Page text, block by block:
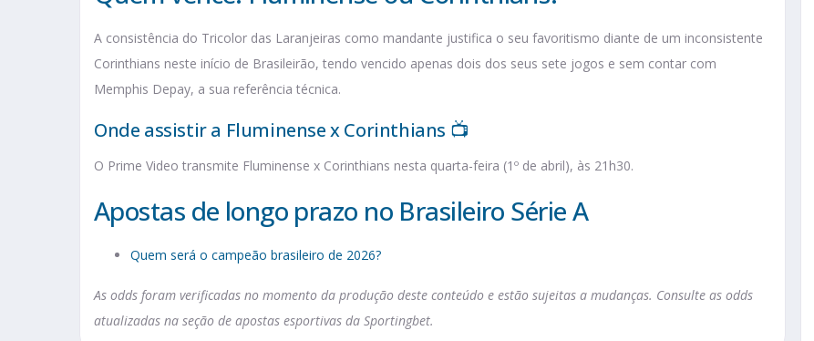
A consistência do Tricolor das Laranjeiras como mandante justifica o seu favoritismo diante de um inconsistente
Corinthians neste início de Brasileirão, tendo vencido apenas dois dos seus sete jogos e sem contar com
Memphis Depay, a sua referência técnica.
Onde assistir a Fluminense x Corinthians 📺
O Prime Video transmite Fluminense x Corinthians nesta quarta-feira (1º de abril), às 21h30.
Apostas de longo prazo no Brasileiro Série A
Quem será o campeão brasileiro de 2026?
As odds foram verificadas no momento da produção deste conteúdo e estão sujeitas a mudanças. Consulte as odds
atualizadas na seção de apostas esportivas da Sportingbet.